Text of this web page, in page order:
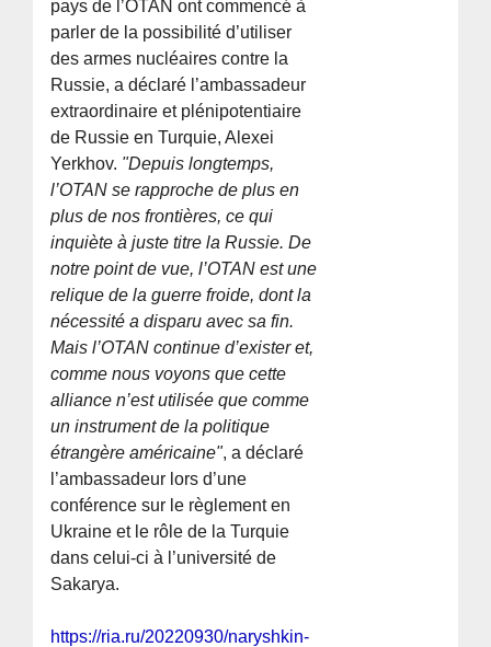
pays de l’OTAN ont commencé à
parler de la possibilité d’utiliser
des armes nucléaires contre la
Russie, a déclaré l’ambassadeur
extraordinaire et plénipotentiaire
de Russie en Turquie, Alexei
Yerkhov. "Depuis longtemps,
l’OTAN se rapproche de plus en
plus de nos frontières, ce qui
inquiète à juste titre la Russie. De
notre point de vue, l’OTAN est une
relique de la guerre froide, dont la
nécessité a disparu avec sa fin.
Mais l’OTAN continue d’exister et,
comme nous voyons que cette
alliance n’est utilisée que comme
un instrument de la politique
étrangère américaine", a déclaré
l’ambassadeur lors d’une
conférence sur le règlement en
Ukraine et le rôle de la Turquie
dans celui-ci à l’université de
Sakarya.
https://ria.ru/20220930/naryshkin-